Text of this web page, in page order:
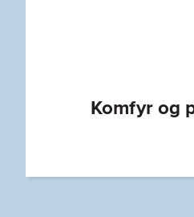
Komfyr og